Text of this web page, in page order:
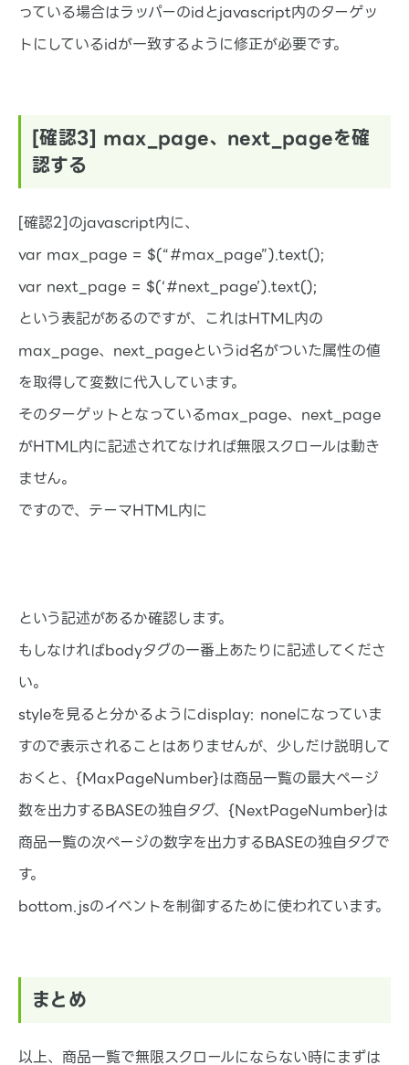
っている場合はラッパーのidとjavascript内のターゲッ
トにしているidが一致するように修正が必要です。
[確認3] max_page、next_pageを確
認する
[確認2]のjavascript内に、
var max_page = $(“#max_page”).text();
var next_page = $(‘#next_page’).text();
という表記があるのですが、これはHTML内の
max_page、next_pageというid名がついた属性の値
を取得して変数に代入しています。
そのターゲットとなっているmax_page、next_page
がHTML内に記述されてなければ無限スクロールは動き
ません。
ですので、テーマHTML内に
という記述があるか確認します。
もしなければbodyタグの一番上あたりに記述してくださ
い。
styleを見ると分かるようにdisplay: noneになっていま
すので表示されることはありませんが、少しだけ説明して
おくと、{MaxPageNumber}は商品一覧の最大ページ
数を出力するBASEの独自タグ、{NextPageNumber}は
商品一覧の次ページの数字を出力するBASEの独自タグで
す。
bottom.jsのイベントを制御するために使われています。
まとめ
以上、商品一覧で無限スクロールにならない時にまずは